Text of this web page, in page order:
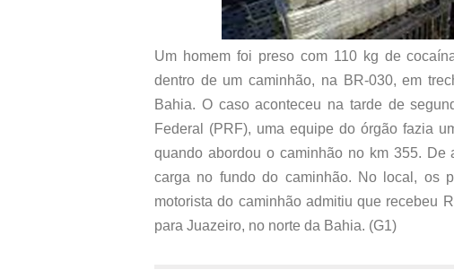
Um homem foi preso com 110 kg de
dentro de um caminhão, na BR-030, em
Bahia. O caso aconteceu na tarde de
Federal (PRF), uma equipe do órgão fazia
quando abordou o caminhão no km 355. De
carga no fundo do caminhão. No local, os
motorista do caminhão admitiu que recebeu
para Juazeiro, no norte da Bahia. (G1)